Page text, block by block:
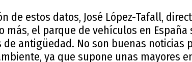
de estos datos, José López-Tafall,
más, el parque de vehículos en
de antigüedad. No son buenas noticias
ya que supone unas mayores